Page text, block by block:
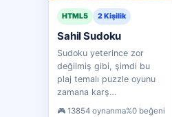
HTML5 2 Kişilik
Sahil Sudoku
Sudoku yeterince zor
değilmiş gibi, şimdi bu
plaj temalı puzzle oyunu
zamana karş…
13854 oynanma%0 beğeni